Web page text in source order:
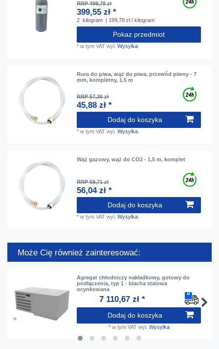
RRP 499,78 zł
399,55 zł *
2 kilogram | 199,78 zł / kilogram
Pokaz przedmiot
*w tym VAT wyl.Wysylka
Rura do piwa, wąż do piwa, przewód piwny - 7
mm, kompletny, 1.5 m
RRP 57,36 zł
45,88 zł *
Dodaj do koszyka
*w tym VAT wyl.Wysylka
Wąż gazowy, wąż do CO2 - 1,5 m, komplet
RRP 69,71 zł
56,04 zł *
Dodaj do koszyka
*w tym VAT wyl.Wysylka
Może Cię również zainteresować:
Agregat chłodniczy nakładkowy, gotowy do
podłączenia, typ 1 - blacha stalowa
ocynkowana
7 110,67 zł *
Dodaj do koszyka
* w tym VATwyl. Wysylka